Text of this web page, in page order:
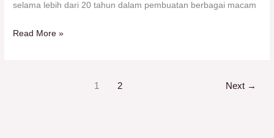
selama lebih dari 20 tahun dalam pembuatan berbagai macam
Read More »
1 2 Next →